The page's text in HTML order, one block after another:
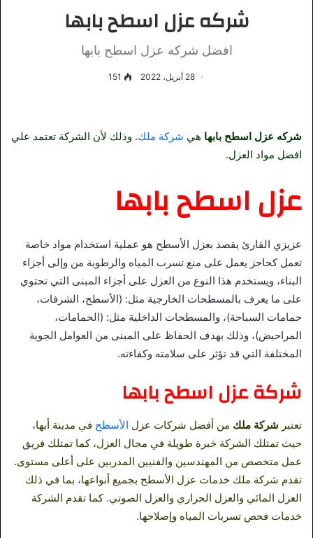
شركه عزل اسطح بابها
افضل شركه عزل اسطح بابها
28 أبريل، 2022 151
شركه عزل اسطح بابها هي شركة ملك. وذلك لأن الشركة تعتمد علي
افضل مواد العزل.
عزل اسطح بابها
عزيزي القارئ يقصد بعزل الأسطح هو عملية استخدام مواد خاصة
تعمل كحاجز يعمل على منع تسرب المياه والرطوبة من وإلى أجزاء
البناء، ويستخدم هذا النوع من العزل على أجزاء المبنى التي تحتوي
على ما يعرف بالمسطحات الخارجية مثل: (الأسطح، الشرفات،
حمامات السباحة)، والمسطحات الداخلية مثل: (الحمامات،
المراحيض)، وذلك بهدف الحفاظ على المبنى من العوامل الجوية
المختلفة التي قد تؤثر على سلامته وكفاءته.
شركة عزل اسطح بابها
تعتبر شركة ملك من أفضل شركات عزل الأسطح في مدينة أبها،
حيث تمتلك الشركة خبرة طويلة في مجال العزل، كما تمتلك فريق
عمل متخصص من المهندسين والفنيين المدربين على أعلى مستوى.
تقدم شركة ملك خدمات عزل الأسطح بجميع أنواعها، بما في ذلك
العزل المائي والعزل الحراري والعزل الصوتي. كما تقدم الشركة
خدمات فحص تسربات المياه وإصلاحها.